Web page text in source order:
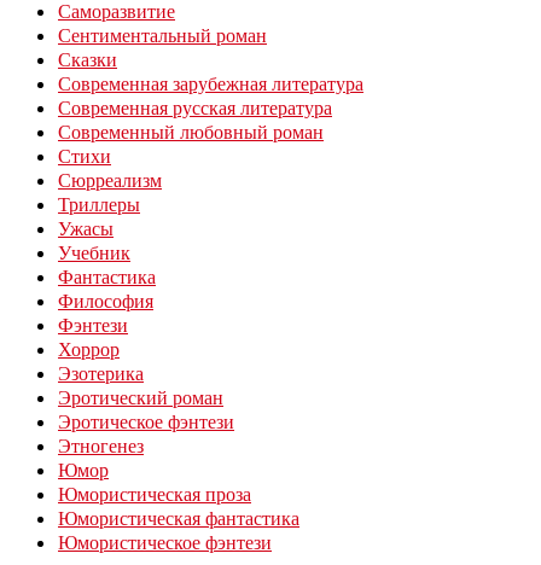
Саморазвитие
Сентиментальный роман
Сказки
Современная зарубежная литература
Современная русская литература
Современный любовный роман
Стихи
Сюрреализм
Триллеры
Ужасы
Учебник
Фантастика
Философия
Фэнтези
Хоррор
Эзотерика
Эротический роман
Эротическое фэнтези
Этногенез
Юмор
Юмористическая проза
Юмористическая фантастика
Юмористическое фэнтези